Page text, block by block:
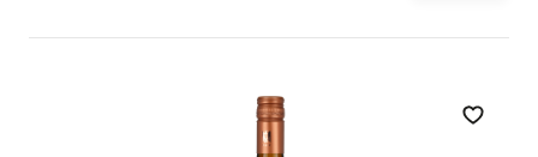
Zet